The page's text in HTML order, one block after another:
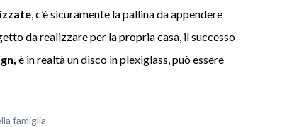
, c’è sicuramente la pallina da appendere
da realizzare per la propria casa, il successo
è in realtà un disco in plexiglass, può essere
famiglia